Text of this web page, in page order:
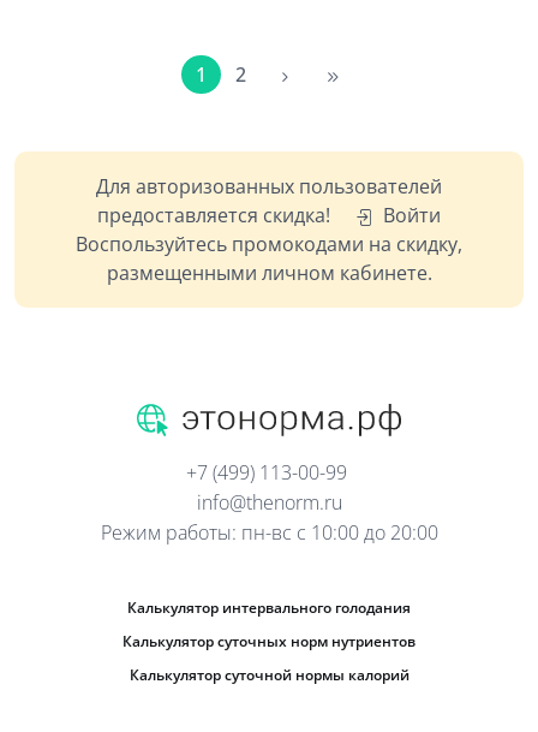
1 2
Для авторизованных пользователей
предоставляется скидка!
Войти
Воспользуйтесь промокодами на скидку,
размещенными личном кабинете.
+7 (499) 113-00-99
info@thenorm.ru
Режим работы: пн-вс с 10:00 до 20:00
Калькулятор интервального голодания
Калькулятор суточных норм нутриентов
Калькулятор суточной нормы калорий